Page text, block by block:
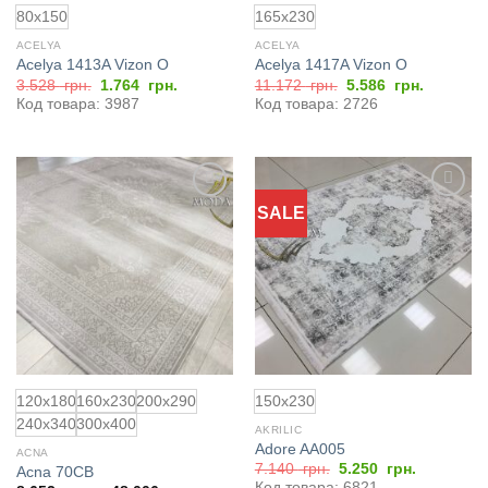
80x150
ACELYA
Acelya 1413A Vizon O
3.528грн.
Первоначальная
цена
составляла
1.764 грн.
Код товара: 3987
165x230
ACELYA
Acelya 1417A Vizon O
11.172грн. Первоначальная
цена
составляла
5.586 грн.
Код товара: 2726
Добавить
в
избранное
120x180160x230200x290
240x340300x400
ACNA
Acna 70CB
SALE
Добавить
в
избранное
150x230
AKRILIC
Adore AA005
7.140грн. Первоначальная
цена
5.250 грн.Текущая